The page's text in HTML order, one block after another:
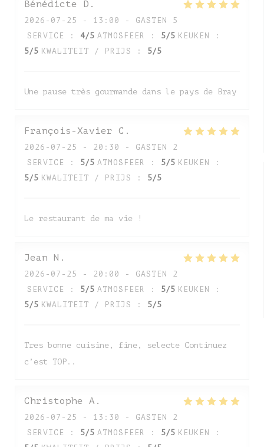
Bénédicte D
2026-07-25
- 13:00 - GASTEN 5
SERVICE
: 4/5 ATMOSFEER : 5/5 KEUKEN
:
5/5 KWALITEIT / PRIJS : 5/5
Une pause très gourmande dans le pays de Bray
François-Xavier C
2026-07-25
- 20:30 - GASTEN 2
SERVICE
: 5/5 ATMOSFEER : 5/5 KEUKEN
:
5/5 KWALITEIT / PRIJS : 5/5
Le restaurant de ma vie !
Jean N
2026-07-25
- 20:00 - GASTEN 2
SERVICE
: 5/5 ATMOSFEER : 5/5 KEUKEN
:
5/5 KWALITEIT / PRIJS : 5/5
Tres bonne cuisine, fine, selecte Continuez
c’est TOP..
Christophe A
2026-07-25
- 13:30 - GASTEN 2
SERVICE
: 5/5 ATMOSFEER : 5/5 KEUKEN
: